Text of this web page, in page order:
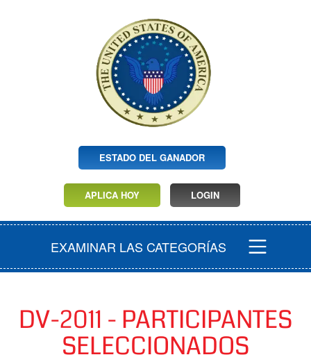
ESTADO DEL GANADOR
APLICA HOY LOGIN
EXAMINAR LAS CATEGORÍAS
DV-2011 - PARTICIPANTES
SELECCIONADOS